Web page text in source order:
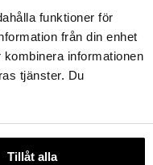
funktioner för
från din enhet
informationen
tjänster. Du
Tillåt alla
ghd the sectioner tail
comb
GHD